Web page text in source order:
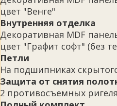
цвет "Венге"
Внутренняя отделка
Декоративная MDF
цвет "Графит софт" (без
Петли
На подшипниках
Защита от снятия
2 противосъемных ригеля